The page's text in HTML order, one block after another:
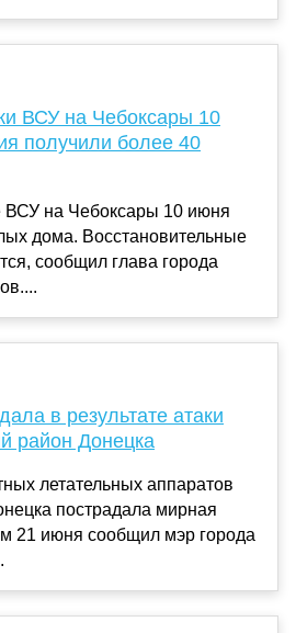
ВСУ на Чебоксары 10
получили более 40
ВСУ на Чебоксары 10 июня
дома. Восстановительные
сообщил глава города
в результате атаки
район Донецка
летательных аппаратов
пострадала мирная
21 июня сообщил мэр города